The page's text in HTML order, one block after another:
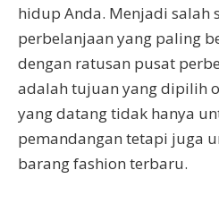
hidup Anda. Menjadi salah
perbelanjaan yang paling
dengan ratusan pusat
adalah tujuan yang dipilih
yang datang tidak hanya
pemandangan tetapi juga
barang fashion terbaru.